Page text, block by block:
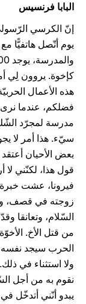
البابا فرنسيس
إنّ الكرسي
يوم أتّصل هاتفيًّا
كإخوة. يروون لِي
هذه الأعمال
فضلكم، عندما
مدرسة لمجرّد
سيّء. هذا أمر لا
بعض الأحيان
قول هذا، لكنّني لا
فيرونا، عشت
زوجته في قصف،
السّلام، وتعانقا
من قتل الأخ.
الحرب سيجد نفسه
ولا استثناء في
نقوم به من أجل
يبدو أنّني أتدخّل